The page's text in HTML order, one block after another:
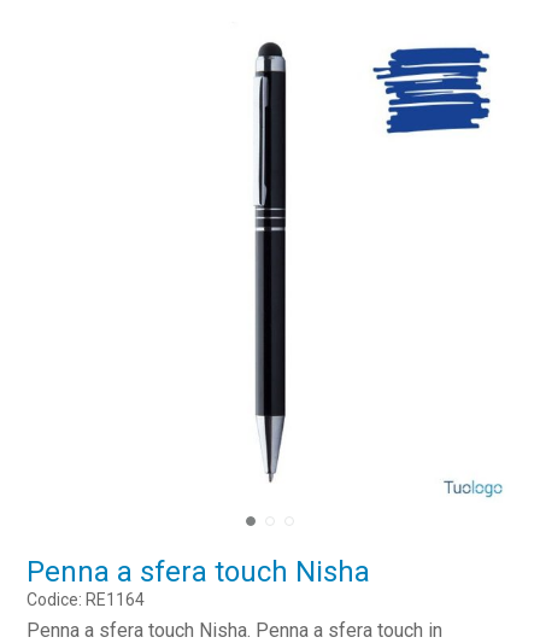
Penna a sfera touch Nisha
Codice: RE1164
Penna a sfera touch Nisha. Penna a sfera touch in